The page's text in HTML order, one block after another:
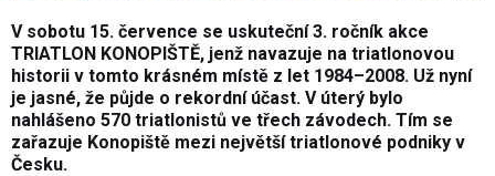
V sobotu 15. července se uskuteční 3. ročník akce
TRIATLON KONOPIŠTĚ, jenž navazuje na triatlonovou
historii v tomto krásném místě z let 1984–2008. Už nyní
je jasné, že půjde o rekordní účast. V úterý bylo
nahlášeno 570 triatlonistů ve třech závodech. Tím se
zařazuje Konopiště mezi největší triatlonové podniky v
Česku.